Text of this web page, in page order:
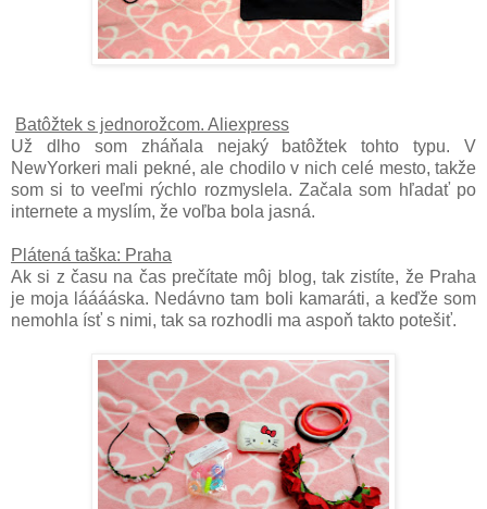
Batôžtek s jednorožcom. Aliexpress
Už dlho som zháňala nejaký batôžtek tohto typu. V
NewYorkeri mali pekné, ale chodilo v nich celé mesto, takže
som si to veeľmi rýchlo rozmyslela. Začala som hľadať po
internete a myslím, že voľba bola jasná.
Plátená taška: Praha
Ak si z času na čas prečítate môj blog, tak zistíte, že Praha
je moja lááááska. Nedávno tam boli kamaráti, a keďže som
nemohla ísť s nimi, tak sa rozhodli ma aspoň takto potešiť.